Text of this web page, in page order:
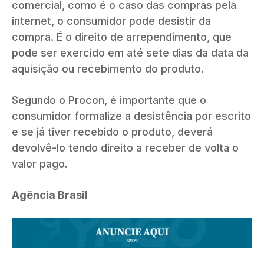
comercial, como é o caso das compras pela
internet, o consumidor pode desistir da
compra. É o direito de arrependimento, que
pode ser exercido em até sete dias da data da
aquisição ou recebimento do produto.
Segundo o Procon, é importante que o
consumidor formalize a desistência por escrito
e se já tiver recebido o produto, deverá
devolvê-lo tendo direito a receber de volta o
valor pago.
Agência Brasil